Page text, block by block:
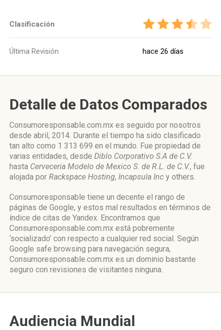
Clasificación
Última Revisión hace 26 días
Detalle de Datos Comparados
Consumoresponsable.com.mx es seguido por nosotros
desde abril, 2014. Durante el tiempo ha sido clasificado
tan alto como 1 313 699 en el mundo. Fue propiedad de
varias entidades, desde Diblo Corporativo S.A de C.V.
hasta Cerveceria Modelo de Mexico S. de R.L. de C.V., fue
alojada por Rackspace Hosting, Incapsula Inc y others.
Consumoresponsable tiene un decente el rango de
páginas de Google, y estos mal resultados en términos de
índice de citas de Yandex. Encontramos que
Consumoresponsable.com.mx está pobremente
‘socializado’ con respecto a cualquier red social. Según
Google safe browsing para navegación segura,
Consumoresponsable.com.mx es un dominio bastante
seguro con revisiones de visitantes ninguna.
Audiencia Mundial